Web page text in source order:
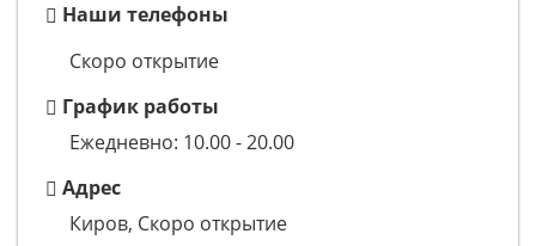
Наши телефоны
Скоро открытие
График работы
Ежедневно: 10.00 - 20.00
Адрес
Киров, Скоро открытие